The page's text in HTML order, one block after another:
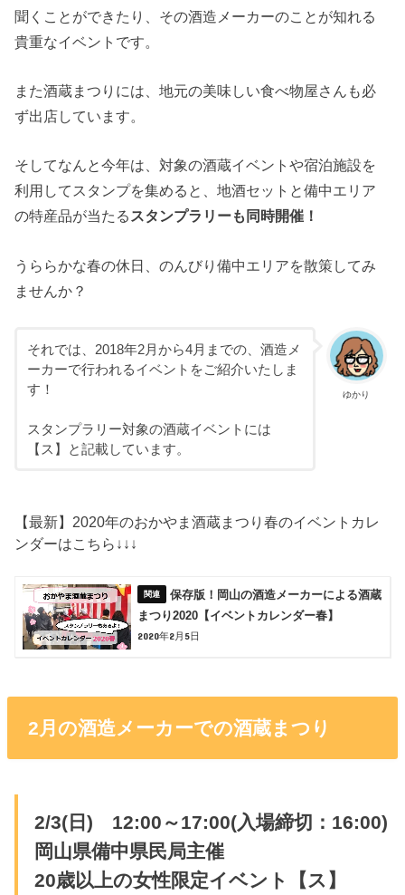
聞くことができたり、その酒造メーカーのことが知れる
貴重なイベントです。
また酒蔵まつりには、地元の美味しい食べ物屋さんも必
ず出店しています。
そしてなんと今年は、対象の酒蔵イベントや宿泊施設を
利用してスタンプを集めると、地酒セットと備中エリア
の特産品が当たる スタンプラリーも同時開催！
うららかな春の休日、のんびり備中エリアを散策してみ
ませんか？
ゆかり
それでは、2018年2月から4月までの、酒造メ
ーカーで行われるイベントをご紹介いたしま
す！
スタンプラリー対象の酒蔵イベントには
【ス】と記載しています。
【最新】2020年のおかやま酒蔵まつり春のイベントカレ
ンダーはこちら↓↓↓
保存版！岡山の酒造メーカーによる酒蔵
まつり2020【イベントカレンダー春】
2020年2月5日
2月の酒造メーカーでの酒蔵まつり
2/3(日) 12:00～17:00(入場締切：16:00)
岡山県備中県民局主催
20歳以上の女性限定イベント【ス】